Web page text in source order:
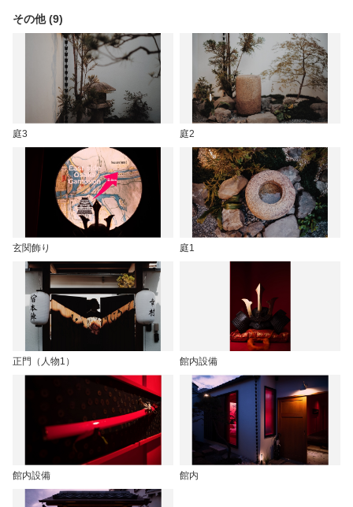
その他 (9)
庭3 庭2
玄関飾り 庭1
正門（人物1） 館内設備
館内設備 館内